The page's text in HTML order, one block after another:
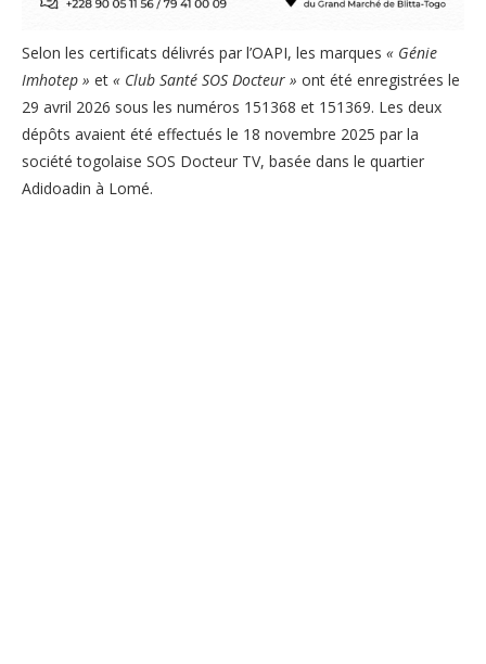
Selon les certificats délivrés par l’OAPI, les marques « Génie
Imhotep » et « Club Santé SOS Docteur » ont été enregistrées le
29 avril 2026 sous les numéros 151368 et 151369. Les deux
dépôts avaient été effectués le 18 novembre 2025 par la
société togolaise SOS Docteur TV, basée dans le quartier
Adidoadin à Lomé.